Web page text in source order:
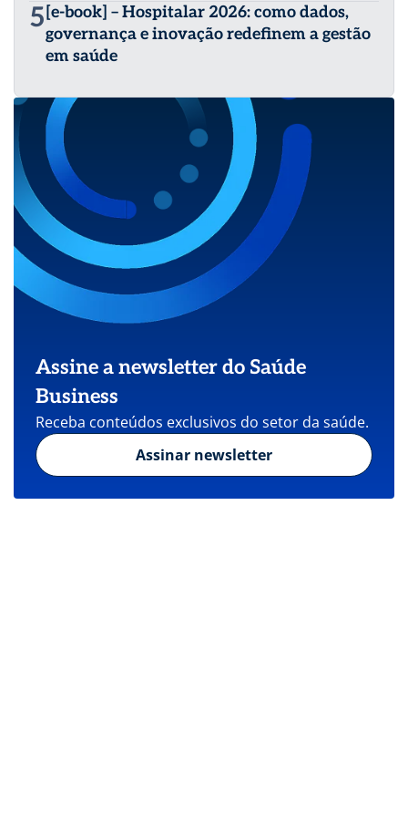
5 [e-book] – Hospitalar 2026: como dados,
governança e inovação redefinem a gestão
em saúde
Assine a newsletter do Saúde
Business
Receba conteúdos exclusivos do setor da saúde.
Assinar newsletter